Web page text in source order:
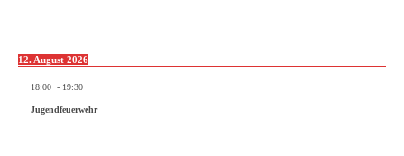
12. August 2026
18:00 - 19:30
Jugendfeuerwehr